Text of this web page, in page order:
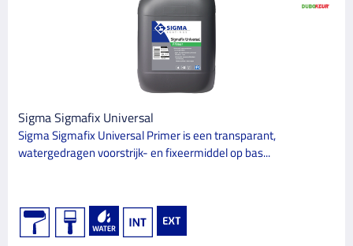
Sigma Sigmafix Universal
Sigma Sigmafix Universal Primer is een transparant,
watergedragen voorstrijk- en fixeermiddel op bas...